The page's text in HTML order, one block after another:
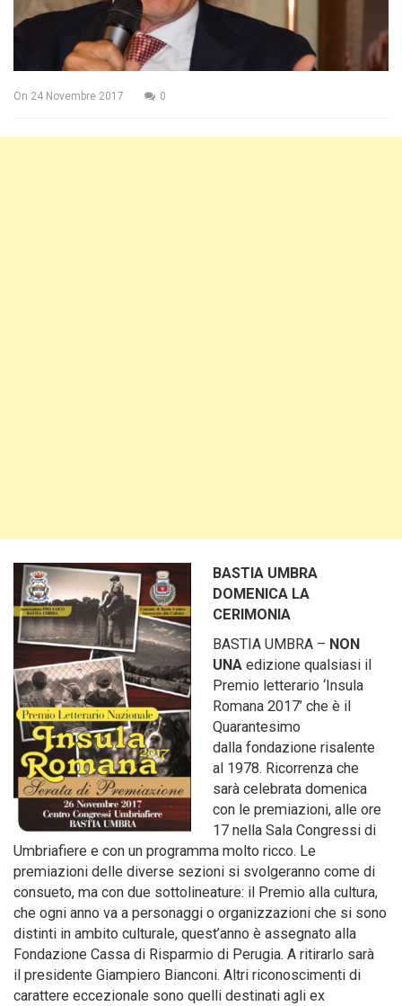
On 24 Novembre 2017 0
BASTIA UMBRA
DOMENICA LA
CERIMONIA
BASTIA UMBRA – NON
UNA edizione qualsiasi il
Premio letterario ‘Insula
Romana 2017’ che è il
Quarantesimo
dalla fondazione risalente
al 1978. Ricorrenza che
sarà celebrata domenica
con le premiazioni, alle ore
17 nella Sala Congressi di
Umbriafiere e con un programma molto ricco. Le
premiazioni delle diverse sezioni si svolgeranno come di
consueto, ma con due sottolineature: il Premio alla cultura,
che ogni anno va a personaggi o organizzazioni che si sono
distinti in ambito culturale, quest’anno è assegnato alla
Fondazione Cassa di Risparmio di Perugia. A ritirarlo sarà
il presidente Giampiero Bianconi. Altri riconoscimenti di
carattere eccezionale sono quelli destinati agli ex